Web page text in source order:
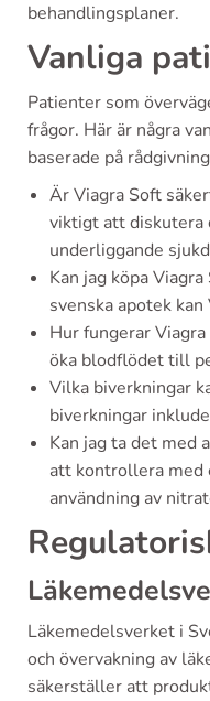
behandlingsplaner.
Vanliga
Patienter som
frågor. Här är några
baserade på
Är Viagra Soft
viktigt att diskutera
underliggande
Kan jag köpa
svenska apotek
Hur fungerar
öka blodflödet till
Vilka biverkningar
biverkningar
Kan jag ta det med
att kontrollera med
användning av
Läkemedelsverket i
och övervakning av
säkerställer att